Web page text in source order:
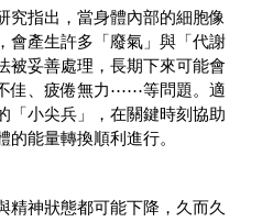
究指出，當身體內部的細胞像
會產生許多「廢氣」與「代謝
被妥善處理，長期下來可能會
佳、疲倦無力⋯⋯等問題。適
「小尖兵」，在關鍵時刻協助
能量轉換順利進行。
精神狀態都可能下降，久而久